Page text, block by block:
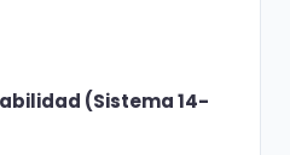
(Sistema 14-